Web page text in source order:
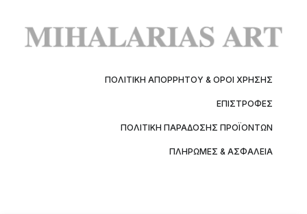
ΠΟΛΙΤΙΚΉ ΑΠΟΡΡΉΤΟΥ & ΌΡΟΙ ΧΡΉΣΗΣ
ΕΠΙΣΤΡΟΦΈΣ
ΠΟΛΙΤΙΚΉ ΠΑΡΆΔΟΣΗΣ ΠΡΟΪΌΝΤΩΝ
ΠΛΗΡΩΜΈΣ & ΑΣΦΆΛΕΙΑ